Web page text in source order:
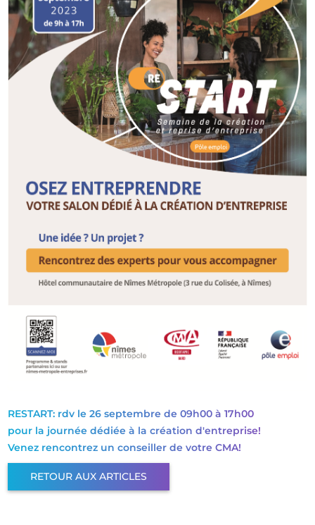
RESTART: rdv le 26 septembre de 09h00 à 17h00
pour la journée dédiée à la création d'entreprise!
Venez rencontrez un conseiller de votre CMA!
RETOUR AUX ARTICLES